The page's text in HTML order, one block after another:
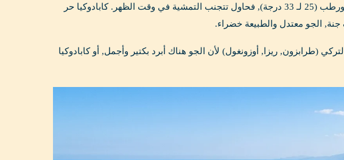
الحر والأجواء الصاخبة, ده وقتك. اسطنبول في يوليو وأغسطس حر ورطب (25 لـ 33 درجة), فحاول تتجنب التمشية في وقت الظهر. كابادوكيا حر
الجو معتدل والطبيعة خضراء.
ريزا, أوزونغول) لأن الجو هناك أبرد بكتير وأجمل, أو كابادوكيا